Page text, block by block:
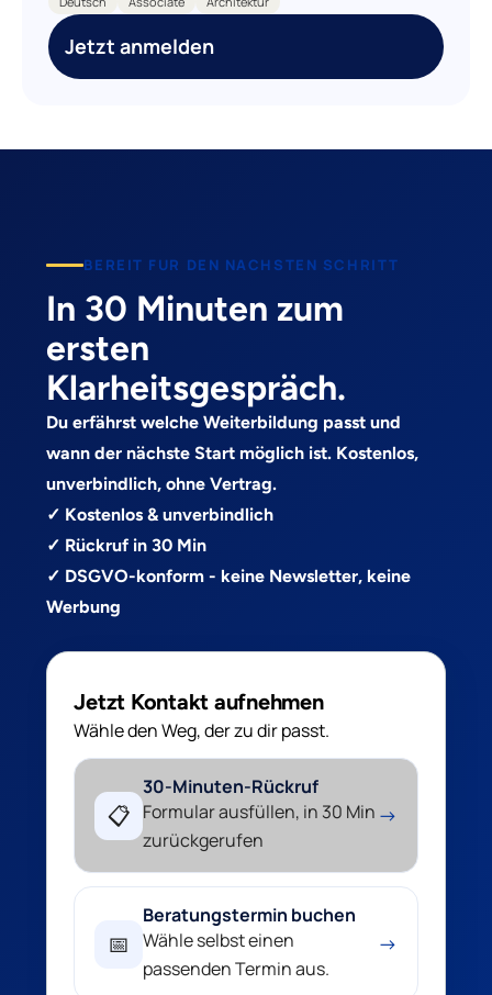
Jetzt anmelden
BEREIT FUR DEN NACHSTEN SCHRITT
In 30 Minuten zum
ersten
Klarheitsgespräch.
Du erfährst welche Weiterbildung passt und
wann der nächste Start möglich ist. Kostenlos,
unverbindlich, ohne Vertrag.
✓ Kostenlos & unverbindlich
✓ Rückruf in 30 Min
✓ DSGVO-konform - keine Newsletter, keine
Werbung
Jetzt Kontakt aufnehmen
Wähle den Weg, der zu dir passt.
📋
30-Minuten-Rückruf
Formular ausfüllen, in 30 Min
zurückgerufen
→
📅
Beratungstermin buchen
Wähle selbst einen
passenden Termin aus.
→